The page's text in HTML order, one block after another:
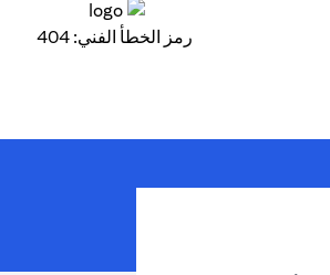
رمز الخطأ الفني: 404